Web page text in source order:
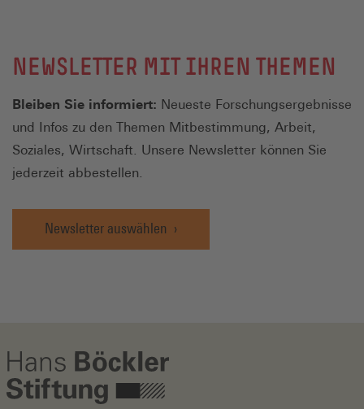
NEWSLETTER MIT IHREN THEMEN
Bleiben Sie informiert: Neueste Forschungsergebnisse
und Infos zu den Themen Mitbestimmung, Arbeit,
Soziales, Wirtschaft. Unsere Newsletter können Sie
jederzeit abbestellen.
Newsletter auswählen